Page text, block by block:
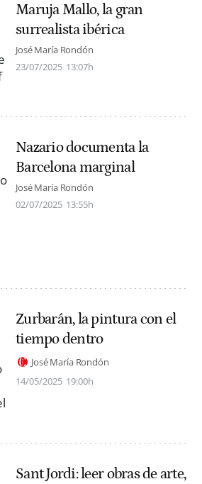
Maruja Mallo, la gran
surrealista ibérica
José María Rondón
23/07/2025 13:07h
Nazario documenta la
Barcelona marginal
José María Rondón
02/07/2025 13:55h
Zurbarán, la pintura con el
tiempo dentro
José María Rondón
14/05/2025 19:00h
Sant Jordi: leer obras de arte,